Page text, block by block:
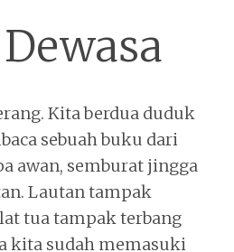
Kita berdua duduk
sebuah buku dari
awan, semburat jingga
Lautan tampak
tua tampak terbang
kita sudah memasuki